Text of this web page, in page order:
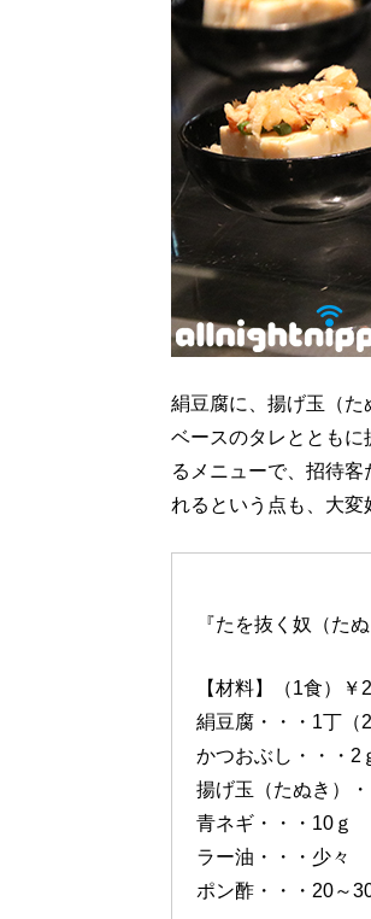
絹豆腐に、揚げ玉（
ベースのタレととも
るメニューで、招待
れるという点も、大変
『たを抜く奴（た
【材料】（1食）￥
絹豆腐・・・1丁（
かつおぶし・・・2
揚げ玉（たぬき）
青ネギ・・・10ｇ
ラー油・・・少々
ポン酢・・・20～